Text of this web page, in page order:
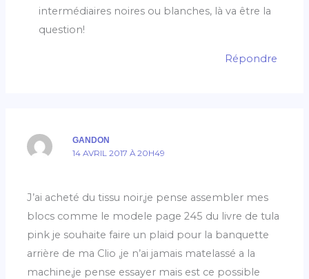
intermédiaires noires ou blanches, là va être la
question!
Répondre
GANDON
14 AVRIL 2017 À 20H49
J’ai acheté du tissu noir,je pense assembler mes
blocs comme le modele page 245 du livre de tula
pink je souhaite faire un plaid pour la banquette
arrière de ma Clio ,je n’ai jamais matelassé a la
machine,je pense essayer mais est ce possible